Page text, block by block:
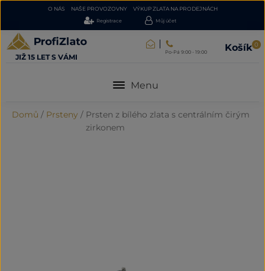
O NÁS NAŠE PROVOZOVNY VÝKUP ZLATA NA PRODEJNÁCH
Registrace Můj účet
JIŽ 15 LET S VÁMI
Po-Pá 9:00 - 19:00 Košík 0
Menu
Domů / Prsteny / Prsten z bílého zlata s centrálním čirým
zirkonem